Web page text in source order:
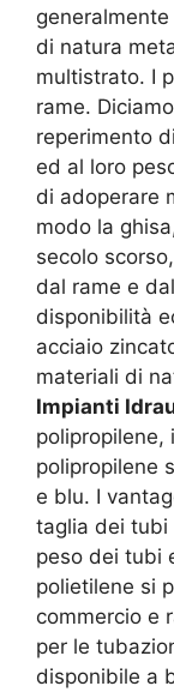
di natura
multistrato. I
rame.
reperimento
ed al loro
di adoperare
modo la
secolo
dal rame e
disponibilità
acciaio
materiali di
Impianti
polipropilene,
polipropilene
e blu. I
taglia dei tubi
peso dei tubi
polietilene si
commercio e
per le
disponibile a